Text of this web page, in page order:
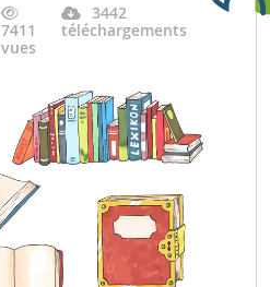
7411
vues
3442
téléchargements